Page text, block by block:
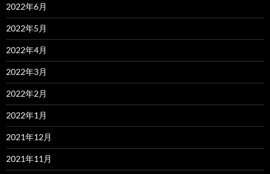
2022年6月
2022年5月
2022年4月
2022年3月
2022年2月
2022年1月
2021年12月
2021年11月